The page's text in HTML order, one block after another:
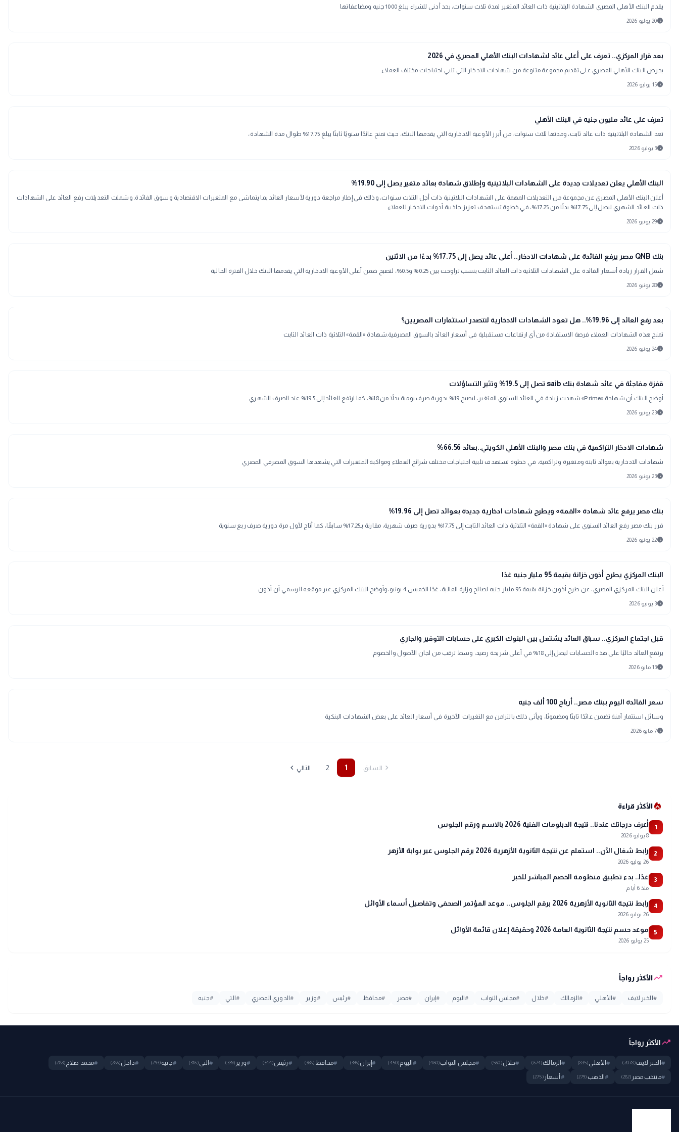
يقدم البنك الأهلي المصري الشهادة البلاتينية ذات العائد المتغير لمدة ثلاث سنوات، بحد أدنى للشراء يبلغ 1000 جنيه ومضاعفاتها
schedule20 يوليو 2026
trending_up
اقتصاد
بعد قرار المركزي.. تعرف على أعلى عائد لشهادات البنك الأهلي المصري في 2026
يحرص البنك الأهلي المصري على تقديم مجموعة متنوعة من شهادات الادخار التي تلبي احتياجات مختلف العملاء
schedule15 يوليو 2026
trending_up
اقتصاد
تعرف على عائد مليون جنيه في البنك الأهلي
تعد الشهادة البلاتينية ذات عائد ثابت، ومدتها ثلاث سنوات، من أبرز الأوعية الادخارية التي يقدمها البنك، حيث تمنح عائدًا سنويًا ثابتًا يبلغ 17.75% طوال مدة الشهادة،
schedule3 يوليو 2026
trending_up
اقتصاد
البنك الأهلي يعلن تعديلات جديدة على الشهادات البلاتينية وإطلاق شهادة بعائد متغير يصل إلى 19.90%
أعلن البنك الأهلي المصري عن مجموعة من التعديلات المهمة على الشهادات البلاتينية ذات أجل الثلاث سنوات، وذلك في إطار مراجعة دورية لأسعار العائد بما يتماشى مع المتغيرات الاقتصادية وسوق الفائدة. وشملت التعديلات رفع العائد على الشهادات
ذات العائد الشهري ليصل إلى 17.75% بدلًا من 17.25%، في خطوة تستهدف تعزيز جاذبية أدوات الادخار للعملاء.
schedule29 يونيو 2026
trending_up
اقتصاد
بنك QNB مصر يرفع الفائدة على شهادات الادخار.. أعلى عائد يصل إلى 17.75% بدءًا من الاثنين
شمل القرار زيادة أسعار الفائدة على الشهادات الثلاثية ذات العائد الثابت بنسب تراوحت بين 0.25% و0.5%، لتصبح ضمن أعلى الأوعية الادخارية التي يقدمها البنك خلال الفترة الحالية
schedule28 يونيو 2026
trending_up
اقتصاد
بعد رفع العائد إلى 19.96%.. هل تعود الشهادات الادخارية لتتصدر استثمارات المصريين؟
تمنح هذه الشهادات العملاء فرصة الاستفادة من أي ارتفاعات مستقبلية في أسعار العائد بالسوق المصرفية.شهادة «القمة» الثلاثية ذات العائد الثابت
schedule24 يونيو 2026
trending_up
اقتصاد
قفزة مفاجئة في عائد شهادة بنك saib تصل إلى 19.5% وتثير التساؤلات
أوضح البنك أن شهادة «Prime» شهدت زيادة في العائد السنوي المتغير، ليصبح 19% بدورية صرف يومية بدلاً من 18%، كما ارتفع العائد إلى 19.5% عند الصرف الشهري
schedule23 يونيو 2026
trending_up
اقتصاد
شهادات الادخار التراكمية في بنك مصر والبنك الأهلي الكويتي..بعائد 66.56%
شهادات الادخارية بعوائد ثابتة ومتغيرة وتراكمية، في خطوة تستهدف تلبية احتياجات مختلف شرائح العملاء ومواكبة المتغيرات التي يشهدها السوق المصرفي المصري
schedule23 يونيو 2026
trending_up
اقتصاد
بنك مصر يرفع عائد شهادة «القمة» ويطرح شهادات ادخارية جديدة بعوائد تصل إلى 19.96%
قرر بنك مصر رفع العائد السنوي على شهادة «القمة» الثلاثية ذات العائد الثابت إلى 17.75% بدورية صرف شهرية، مقارنة بـ17.25% سابقًا، كما أتاح لأول مرة دورية صرف ربع سنوية
schedule22 يونيو 2026
interests
منوعات
البنك المركزي يطرح أذون خزانة بقيمة 95 مليار جنيه غدًا
أعلن البنك المركزي المصري، عن طرح أذون خزانة بقيمة 95 مليار جنيه لصالح وزارة المالية، غدًا الخميس 4 يونيو،وأوضح البنك المركزي عبر موقعه الرسمي أن أذون
schedule3 يونيو 2026
trending_up
اقتصاد
قبل اجتماع المركزي.. سباق العائد يشتعل بين البنوك الكبرى على حسابات التوفير والجاري
يرتفع العائد حاليًا على هذه الحسابات ليصل إلى 18% في أعلى شريحة رصيد، وسط ترقب من لجان الأصول والخصوم
schedule13 مايو 2026
trending_up
اقتصاد
سعر الفائدة اليوم ببنك مصر.. أرباح 100 ألف جنيه
وسائل استثمار آمنة تضمن عائدًا ثابتًا ومضمونًا، ويأتي ذلك بالتزامن مع التغيرات الأخيرة في أسعار العائد على بعض الشهادات البنكية
schedule7 مايو 2026
chevron_right السابق 1
2 التاليchevron_left
local_fire_departmentالأكثر قراءة
1 أعرف درجاتك عندنا.. نتيجة الدبلومات الفنية 2026 بالاسم ورقم الجلوس
8 يوليو 2026
2 رابط شغال الآن.. استعلم عن نتيجة الثانوية الأزهرية 2026 برقم الجلوس عبر بوابة الأزهر
26 يوليو 2026
3 غدًا.. بدء تطبيق منظومة الخصم المباشر للخبز
منذ 6 أيام
4 رابط نتيجة الثانوية الأزهرية 2026 برقم الجلوس.. موعد المؤتمر الصحفي وتفاصيل أسماء الأوائل
26 يوليو 2026
5 موعد حسم نتيجة الثانوية العامة 2026 وحقيقة إعلان قائمة الأوائل
25 يوليو 2026
trending_upالأكثر رواجاً
# الخبر لايف #الأهلي #الزمالك #خلال #مجلس النواب #اليوم #إيران #مصر #محافظ #رئيس #وزير #الدوري المصري # التي #جنيه
trending_upالأكثر رواجاً
# الخبر لايف(2078)
#الأهلي(835)
#الزمالك(674)
#خلال(560)
#مجلس النواب(460)
#اليوم(450)
#إيران(396)
#محافظ (368)
#رئيس(344)
#وزير (339)
#التي(316)
#جنيه(293)
#داخل(286)
#محمد صلاح (283)
#منتخب مصر (282)
#الذهب (279)
# أسعار (275)